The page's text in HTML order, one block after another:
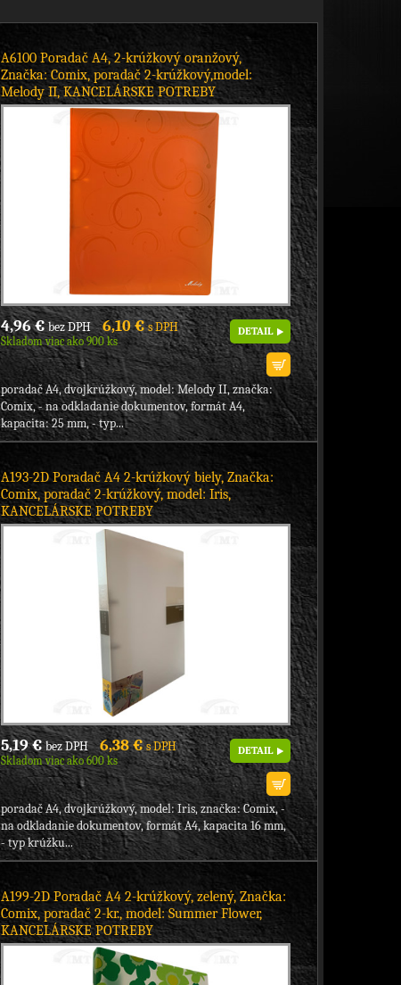
A6100 Poradač A4, 2-krúžkový oranžový,
Značka: Comix, poradač 2-krúžkový,model:
Melody II, KANCELÁRSKE POTREBY
4,96 €bez DPH 6,10 €s DPH
Skladom viac ako 900 ks
DETAIL
poradač A4, dvojkrúžkový, model: Melody II, značka:
Comix, - na odkladanie dokumentov, formát A4,
kapacita: 25 mm, - typ...
A193-2D Poradač A4 2-krúžkový biely, Značka:
Comix, poradač 2-krúžkový, model: Iris,
KANCELÁRSKE POTREBY
5,19 €bez DPH 6,38 €s DPH
Skladom viac ako 600 ks
DETAIL
poradač A4, dvojkrúžkový, model: Iris, značka: Comix, -
na odkladanie dokumentov, formát A4, kapacita 16 mm,
- typ krúžku...
A199-2D Poradač A4 2-krúžkový, zelený, Značka:
Comix, poradač 2-kr., model: Summer Flower,
KANCELÁRSKE POTREBY